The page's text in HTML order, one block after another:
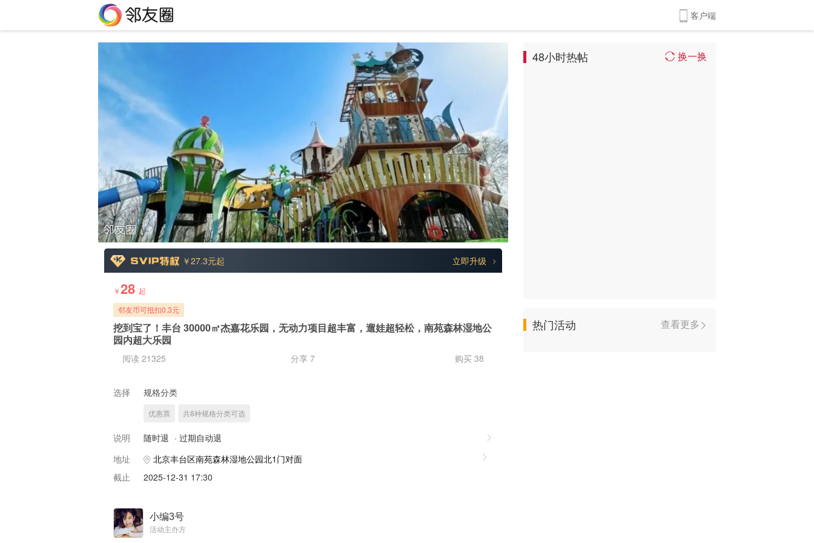
客户端
￥27.3元起 立即升级
￥28 起
邻友币可抵扣0.3元
挖到宝了！丰台 30000㎡杰嘉花乐园，无动力项目超丰富，遛娃超轻松，南苑森林湿地公
园内超大乐园
阅读 21325 分享 7 购买 38
选择 规格分类
优惠票 共8种规格分类可选
说明 随时退 · 过期自动退
地址
北京丰台区南苑森林湿地公园北1门对面
截止
2025-12-31 17:30
小编3号
活动主办方
48小时热帖 换一换
热门活动 查看更多